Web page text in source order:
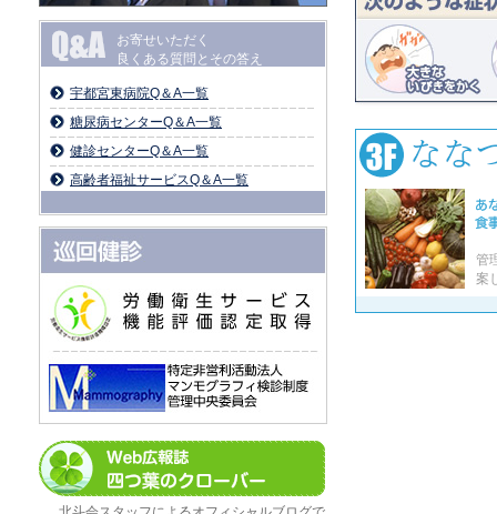
お寄せいただく
良くある質問とその答え
宇都宮東病院Q＆A一覧
糖尿病センターQ＆A一覧
健診センターQ＆A一覧
高齢者福祉サービスQ＆A一覧
管
案